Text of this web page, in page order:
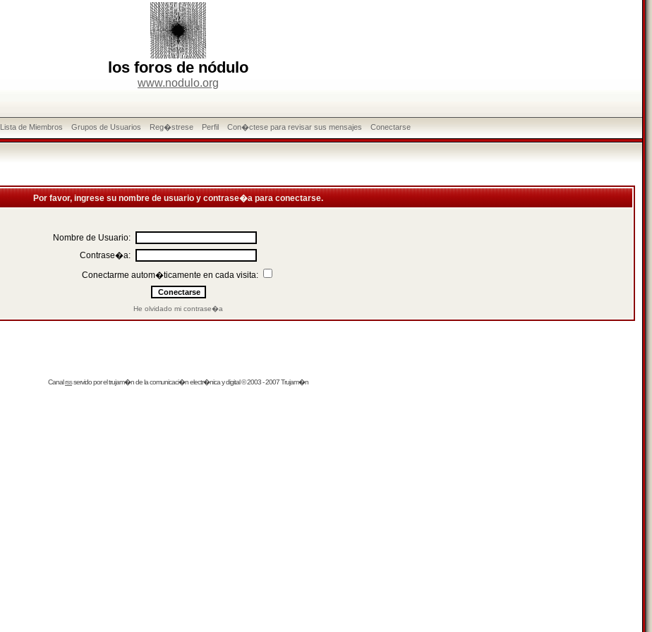
los foros de nódulo
www.nodulo.org
Lista de Miembros Grupos de Usuarios Reg�strese Perfil Con�ctese para revisar sus mensajes Conectarse
Por favor, ingrese su nombre de usuario y contrase�a para conectarse.
Nombre de Usuario:
Contrase�a:
Conectarme autom�ticamente en cada visita:
He olvidado mi contrase�a
Canalrssservido por eltrujam�nde la comunicaci�n electr�nica y digital © 2003 - 2007 Trujam�n